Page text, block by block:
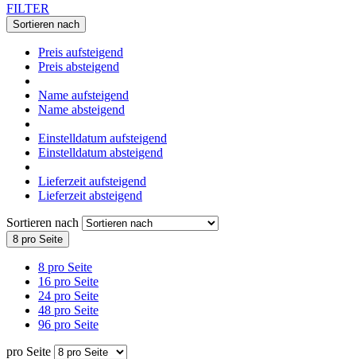
FILTER
Sortieren nach
Preis aufsteigend
Preis absteigend
Name aufsteigend
Name absteigend
Einstelldatum aufsteigend
Einstelldatum absteigend
Lieferzeit aufsteigend
Lieferzeit absteigend
Sortieren nach
8 pro Seite
8 pro Seite
16 pro Seite
24 pro Seite
48 pro Seite
96 pro Seite
pro Seite